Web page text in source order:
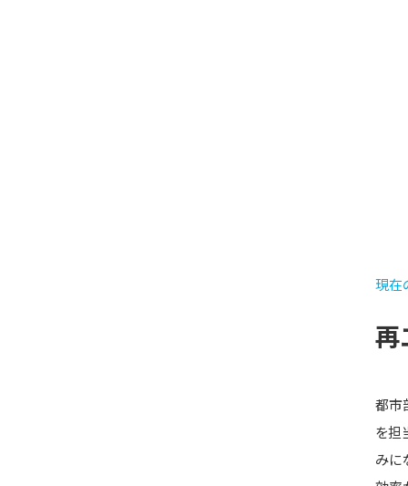
現在
再
都市
を担
みに